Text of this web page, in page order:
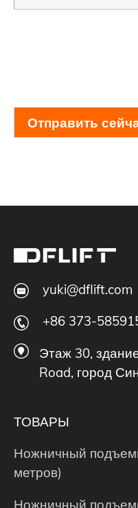
Отправить
yuki@dflift.com
+86 373-
Этаж 30,
Road, город
ТОВАРЫ
Ножничный
метров)
Ножничный